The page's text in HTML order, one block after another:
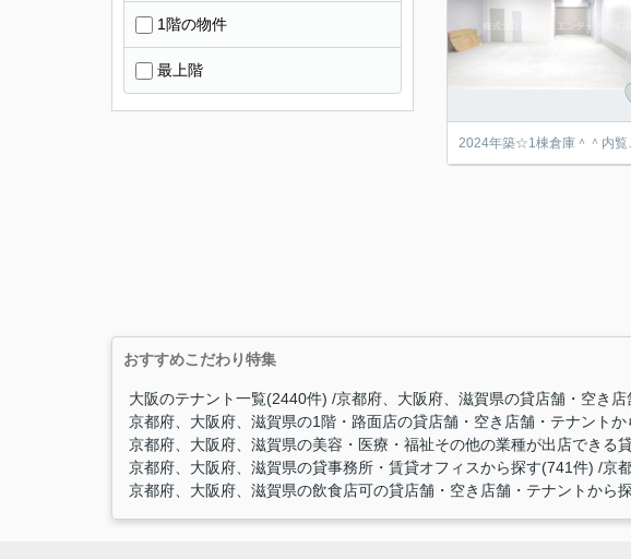
2024年築☆1棟倉庫＾＾内覧
1階の物件
最上階
おすすめこだわり特集
大阪のテナント一覧(2440件) 京都府、大阪府、滋賀県の貸店舗・空き
京都府、大阪府、滋賀県の1階・路面店の貸店舗・空き店舗・テナント
京都府、大阪府、滋賀県の美容・医療・福祉その他の業種が出店できる
京都府、大阪府、滋賀県の貸事務所・賃貸オフィスから探す(741件) 京
京都府、大阪府、滋賀県の飲食店可の貸店舗・空き店舗・テナントから